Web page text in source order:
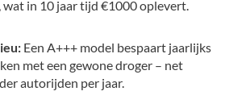
wat in 10 jaar tijd €1000 oplevert.
Een A+++ model bespaart jaarlijks
met een gewone droger – net
autorijden per jaar.